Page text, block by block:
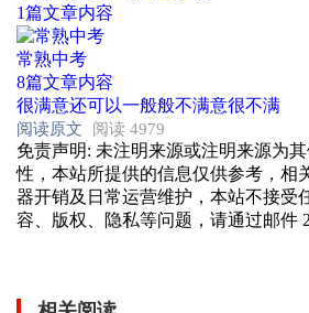
1篇文章内容
常熟中考
8篇文章内容
很满意还可以一般般不满意很不满
阅读原文 阅读 4979
免责声明: 未注明来源或注明来源为
性，本站所提供的信息仅供参考，相
器开销及日常运营维护，本站不接受
容、版权、隐私等问题，请通过邮件